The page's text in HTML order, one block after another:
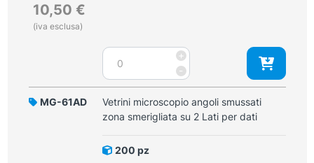
10,50 €
(iva esclusa)
-
Vetrini
microscopio
angoli
smussati
zona
dati
+
MG-61AD
Vetrini microscopio angoli smussati
zona smerigliata su 2 Lati per dati
200 pz